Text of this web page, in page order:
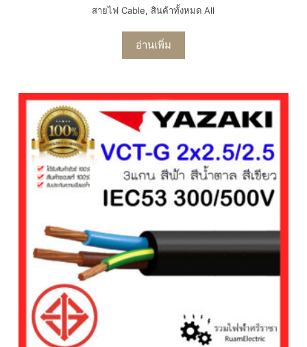
สายไฟ Cable, สินค้าทั้งหมด All
อ่านเพิ่ม